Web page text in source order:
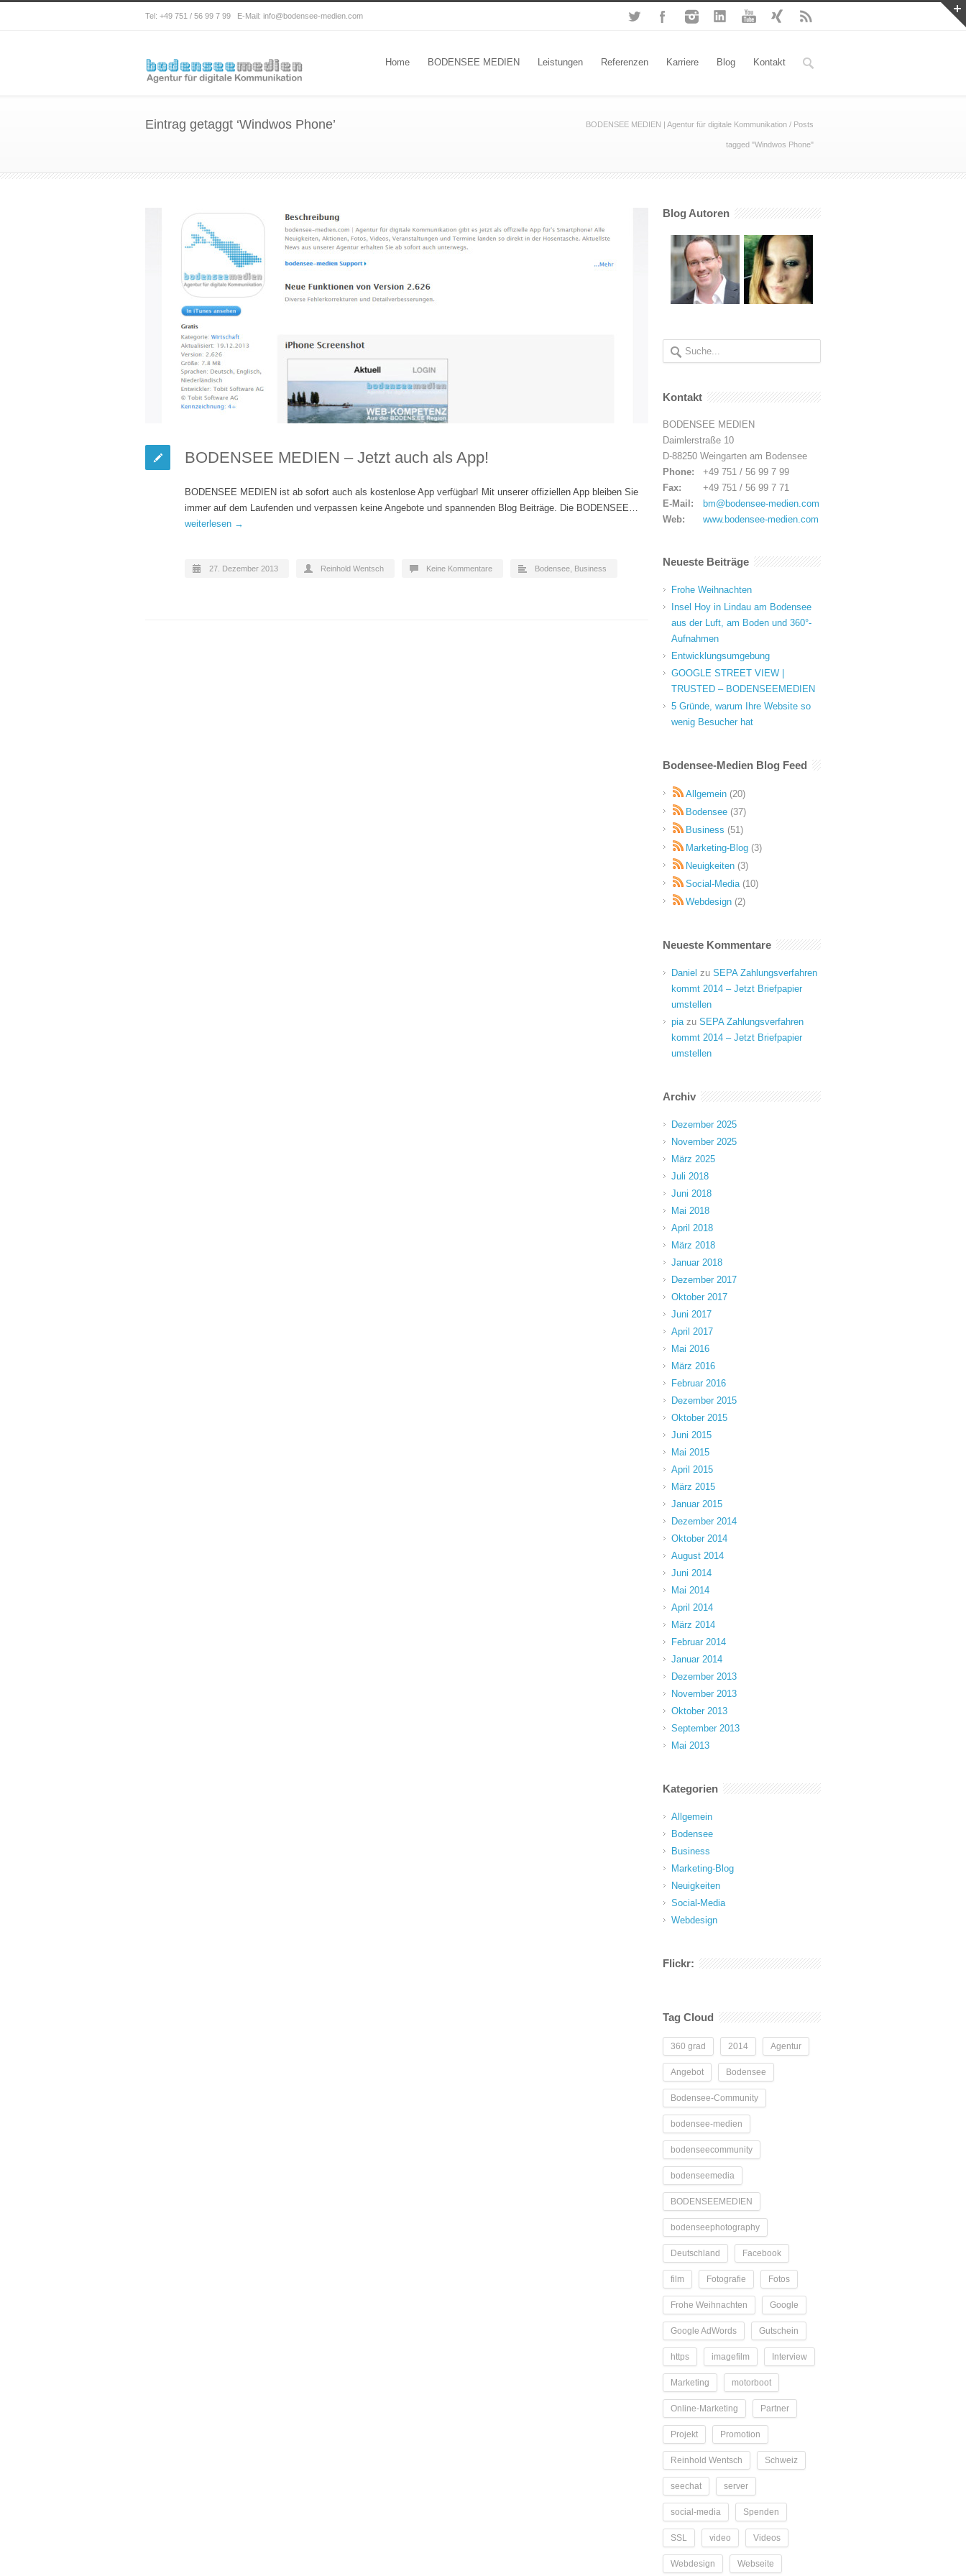
Tel: +49 751 / 56 99 7 99 E-Mail: info@bodensee-medien.com
Home BODENSEE MEDIEN Leistungen Referenzen Karriere Blog Kontakt
Eintrag getaggt ‘Windwos Phone’ BODENSEE MEDIEN | Agentur für digitale Kommunikation / Posts
tagged "Windwos Phone"
BODENSEE MEDIEN – Jetzt auch als App!
BODENSEE MEDIEN ist ab sofort auch als kostenlose App verfügbar! Mit unserer offiziellen App bleiben Sie
immer auf dem Laufenden und verpassen keine Angebote und spannenden Blog Beiträge. Die BODENSEE…
weiterlesen →
27. Dezember 2013 Reinhold Wentsch Keine Kommentare Bodensee Business
Blog Autoren
Kontakt
BODENSEE MEDIEN
Daimlerstraße 10
D-88250 Weingarten am Bodensee
Phone:
+49 751 / 56 99 7 99
Fax:
+49 751 / 56 99 7 71
E-Mail:
bm@bodensee-medien.com
Web:
www.bodensee-medien.com
Neueste Beiträge
Frohe Weihnachten
Insel Hoy in Lindau am Bodensee
aus der Luft, am Boden und 360°-
Aufnahmen
Entwicklungsumgebung
GOOGLE STREET VIEW |
TRUSTED – BODENSEEMEDIEN
5 Gründe, warum Ihre Website so
wenig Besucher hat
Bodensee-Medien Blog Feed
Allgemein (20)
Bodensee (37)
Business (51)
Marketing-Blog (3)
Neuigkeiten (3)
Social-Media(10)
Webdesign (2)
Neueste Kommentare
Daniel zu SEPA Zahlungsverfahren
kommt 2014 – Jetzt Briefpapier
umstellen
piazu SEPA Zahlungsverfahren
kommt 2014 – Jetzt Briefpapier
umstellen
Archiv
Dezember 2025
November 2025
März 2025
Juli 2018
Juni 2018
Mai 2018
April 2018
März 2018
Januar 2018
Dezember 2017
Oktober 2017
Juni 2017
April 2017
Mai 2016
März 2016
Februar 2016
Dezember 2015
Oktober 2015
Juni 2015
Mai 2015
April 2015
März 2015
Januar 2015
Dezember 2014
Oktober 2014
August 2014
Juni 2014
Mai 2014
April 2014
März 2014
Februar 2014
Januar 2014
Dezember 2013
November 2013
Oktober 2013
September 2013
Mai 2013
Kategorien
Allgemein
Bodensee
Business
Marketing-Blog
Neuigkeiten
Social-Media
Webdesign
Flickr:
Tag Cloud
360 grad 2014 Agentur
Angebot Bodensee
Bodensee-Community
bodensee-medien
bodenseecommunity
bodenseemedia
BODENSEEMEDIEN
bodenseephotography
Deutschland Facebook
film Fotografie Fotos
Frohe Weihnachten Google
Google AdWords Gutschein
https imagefilm Interview
Marketing motorboot
Online-Marketing Partner
Projekt Promotion
Reinhold Wentsch Schweiz
seechat server
social-media Spenden
SSL video Videos
Webdesign Webseite